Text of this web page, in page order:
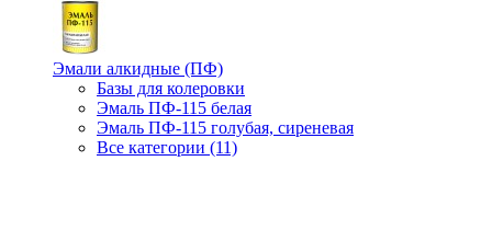
Эмали алкидные (ПФ)
Базы для колеровки
Эмаль ПФ-115 белая
Эмаль ПФ-115 голубая, сиреневая
Все категории (11)